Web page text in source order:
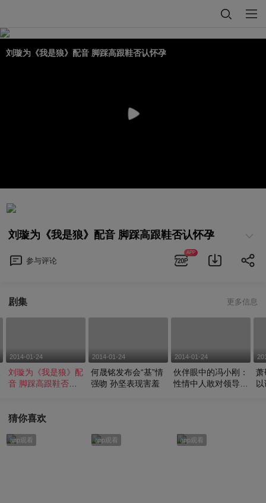
刘璇为《我是狼》配音 脚踩高跟鞋否认怀孕
刘璇为《我是狼》配音 脚踩高跟鞋否认怀孕
参与评论
APP
剧集 更多信息
2014-01-24
刘璇为《我是狼》配
音 脚踩高跟鞋否认
2014-01-24
何晟铭发布会“基”情
强吻 孙坚表现害羞
2014-01-24
伙伴眼中的冯小刚：
性情中人敢对领导发
萧
猜你喜欢
app观看 app观看 app观看